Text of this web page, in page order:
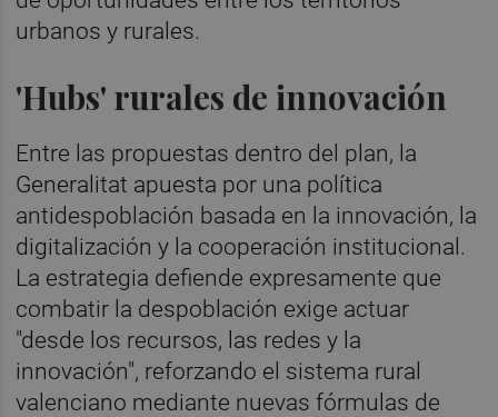
urbanos y rurales.
'Hubs' rurales de innovación
Entre las propuestas dentro del plan, la
Generalitat apuesta por una política
antidespoblación basada en la innovación, la
digitalización y la cooperación institucional.
La estrategia defiende expresamente que
combatir la despoblación exige actuar
"desde los recursos, las redes y la
innovación", reforzando el sistema rural
valenciano mediante nuevas fórmulas de